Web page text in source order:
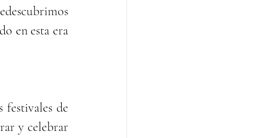
en esta era
festivales de
y celebrar